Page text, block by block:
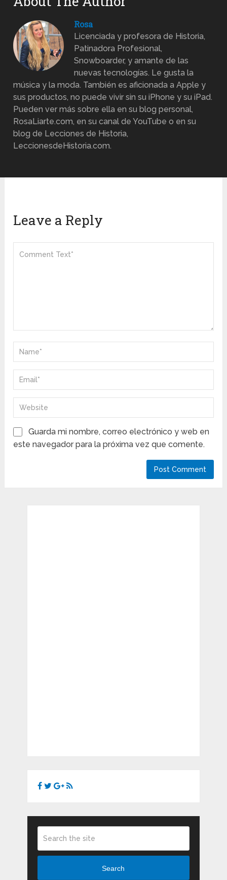
Rosa
Licenciada y profesora de Historia,
Patinadora Profesional,
Snowboarder, y amante de las
nuevas tecnologías. Le gusta la
música y la moda. También es aficionada a Apple y
sus productos, no puede vivir sin su iPhone y su iPad.
Pueden ver más sobre ella en su blog personal,
RosaLiarte.com, en su canal de YouTube o en su
blog de Lecciones de Historia,
LeccionesdeHistoria.com.
Leave a Reply
Guarda mi nombre, correo electrónico y web en
este navegador para la próxima vez que comente.
Search